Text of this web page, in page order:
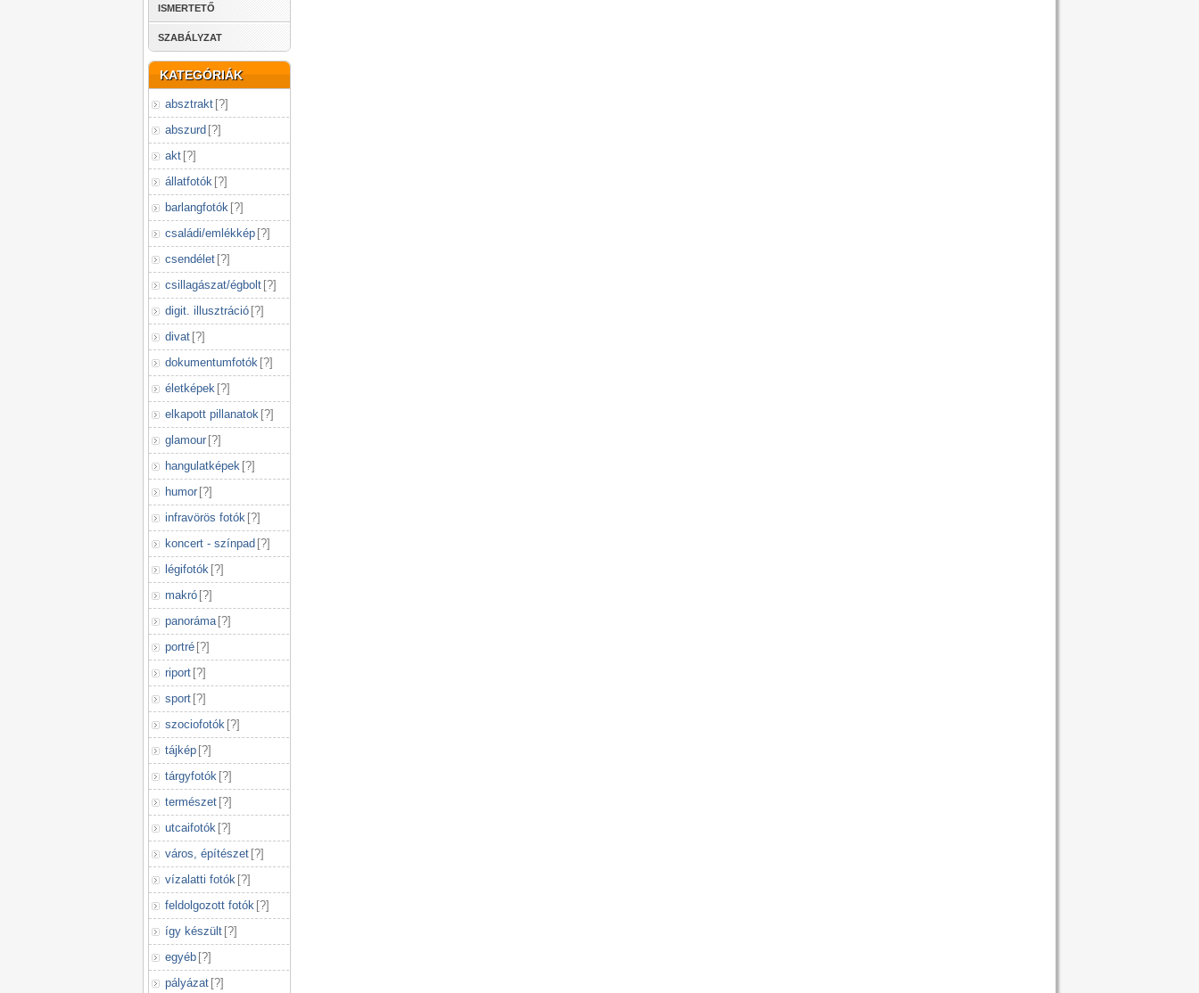
ISMERTETŐ
SZABÁLYZAT
KATEGÓRIÁK
absztrakt [?]
abszurd [?]
akt [?]
állatfotók [?]
barlangfotók [?]
családi/emlékkép [?]
csendélet [?]
csillagászat/égbolt [?]
digit. illusztráció [?]
divat [?]
dokumentumfotók [?]
életképek [?]
elkapott pillanatok [?]
glamour [?]
hangulatképek [?]
humor [?]
infravörös fotók [?]
koncert - színpad [?]
légifotók [?]
makró [?]
panoráma [?]
portré [?]
riport [?]
sport [?]
szociofotók [?]
tájkép [?]
tárgyfotók [?]
természet [?]
utcaifotók [?]
város, építészet [?]
vízalatti fotók [?]
feldolgozott fotók [?]
így készült [?]
egyéb [?]
pályázat [?]